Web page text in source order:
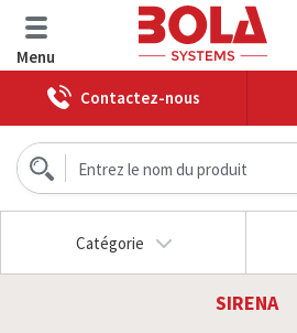
Menu
Contactez-nous
Catégorie
SIRENA